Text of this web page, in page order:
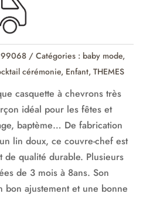
Catégories : baby mode,
cérémonie, Enfant, THEMES
casquette à chevrons très
idéal pour les fêtes et
baptème… De fabrication
lin doux, ce couvre-chef est
de qualité durable. Plusieurs
de 3 mois à 8ans. Son
bon ajustement et une bonne